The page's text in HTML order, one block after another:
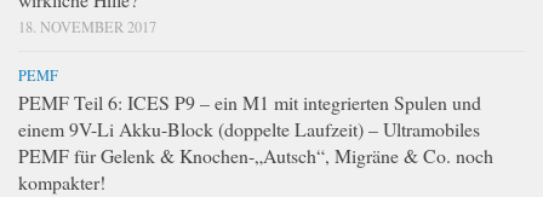
18. NOVEMBER 2017
PEMF
PEMF Teil 6: ICES P9 – ein M1 mit integrierten Spulen und
einem 9V-Li Akku-Block (doppelte Laufzeit) – Ultramobiles
PEMF für Gelenk & Knochen-„Autsch“, Migräne & Co. noch
kompakter!